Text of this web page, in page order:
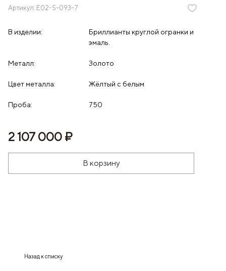
Артикул: E02-S-093-7
В изделии:
Бриллианты круглой огранки и
эмаль.
Металл: Золото
Цвет металла: Жёлтый с белым
Проба: 750
2 107 000 ₽
В корзину
Назад к списку